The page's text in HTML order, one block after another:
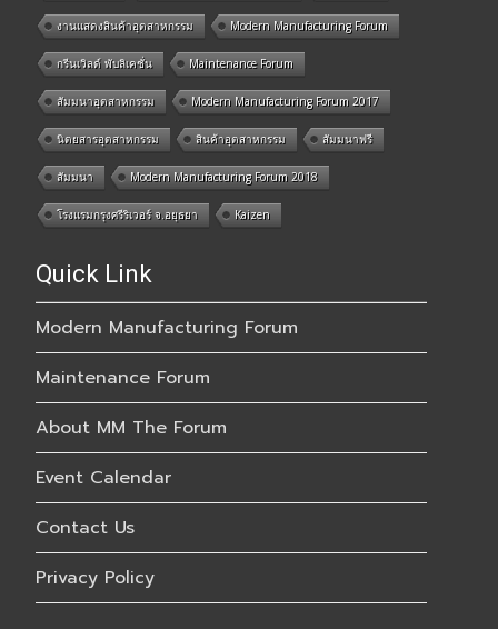
งานแสดงสินค้าอุตสาหกรรม Modern Manufacturing Forum
กรีนเวิลด์ พับลิเคชั่น Maintenance Forum
สัมมนาอุตสาหกรรม Modern Manufacturing Forum 2017
นิตยสารอุตสาหกรรม สินค้าอุตสาหกรรม สัมมนาฟรี
สัมมนา Modern Manufacturing Forum 2018
โรงแรมกรุงศรีริเวอร์ จ.อยุธยา Kaizen
Quick Link
Modern Manufacturing Forum
Maintenance Forum
About MM The Forum
Event Calendar
Contact Us
Privacy Policy